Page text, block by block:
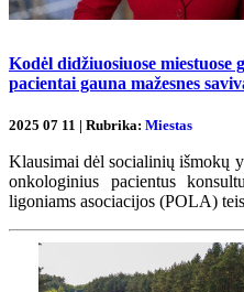
Kodėl didžiuosiuose miestuose
pacientai gauna mažesnes
2025 07 11 | Rubrika: Miestas
Klausimai dėl socialinių išmokų
onkologinius pacientus
ligoniams asociacijos (POLA)